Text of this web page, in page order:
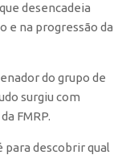
desencadeia
e na progressão da
do grupo de
surgiu com
FMRP.
para descobrir qual